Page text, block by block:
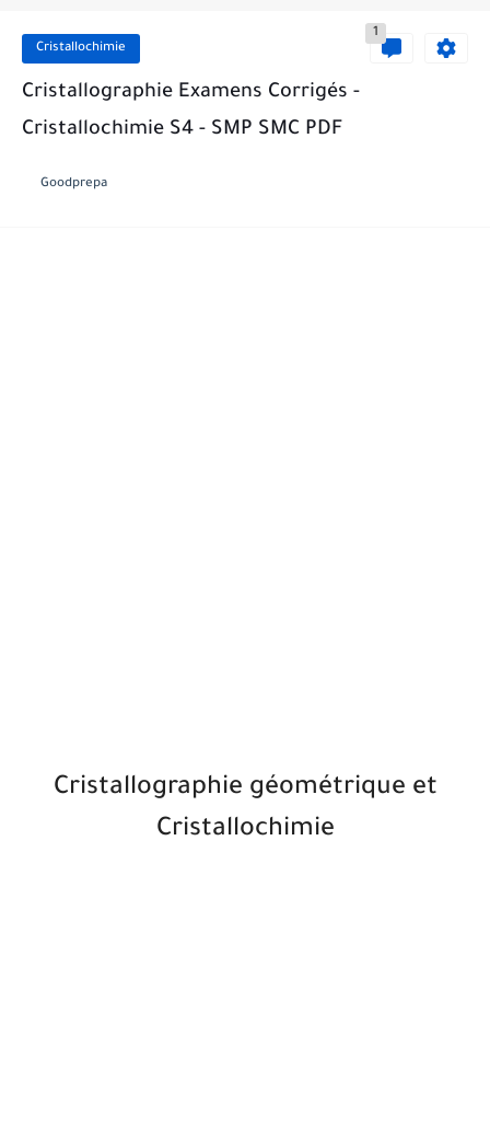
La Communication Oral en PDF
Cristallochimie
1
Cristallographie Examens Corrigés -
Cristallochimie S4 - SMP SMC PDF
Goodprepa
Cristallographie géométrique et
Cristallochimie